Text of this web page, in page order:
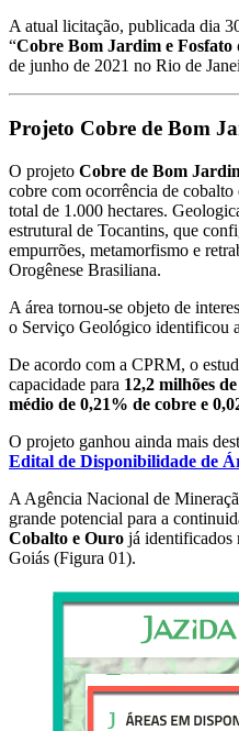
A atual licitação, publicada dia
“Cobre Bom Jardim e
de junho de 2021 no Rio de
Projeto Cobre de Bom
O projeto Cobre de Bom
cobre com ocorrência de cobalto
total de 1.000 hectares.
estrutural de Tocantins, que
empurrões, metamorfismo e
Orogênese Brasiliana.
A área tornou-se objeto de
o Serviço Geológico identificou
De acordo com a CPRM, o
capacidade para 12,2 milhões
médio de 0,21% de cobre e
O projeto ganhou ainda mais
Edital de Disponibilidade de
A Agência Nacional de
grande potencial para a
Cobalto e Ouro já identificados
Goiás (Figura 01).